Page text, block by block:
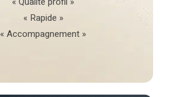
« Rapide »
« Accompagnement »